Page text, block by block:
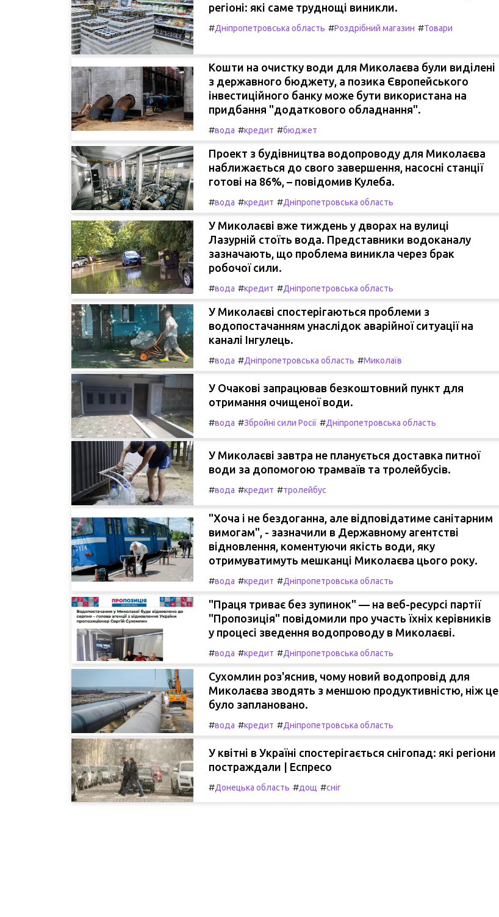
регіоні: які саме труднощі виникли.
#Дніпропетровська область #Роздрібний магазин #Товари
Кошти на очистку води для Миколаєва були виділені
з державного бюджету, а позика Європейського
інвестиційного банку може бути використана на
придбання "додаткового обладнання".
#вода #кредит #бюджет
Проект з будівництва водопроводу для Миколаєва
наближається до свого завершення, насосні станції
готові на 86%, – повідомив Кулеба.
#вода #кредит #Дніпропетровська область
У Миколаєві вже тиждень у дворах на вулиці
Лазурній стоїть вода. Представники водоканалу
зазначають, що проблема виникла через брак
робочої сили.
#вода #кредит #Дніпропетровська область
У Миколаєві спостерігаються проблеми з
водопостачанням унаслідок аварійної ситуації на
каналі Інгулець.
#вода #Дніпропетровська область #Миколаїв
У Очакові запрацював безкоштовний пункт для
отримання очищеної води.
#вода #Збройні сили Росії #Дніпропетровська область
У Миколаєві завтра не планується доставка питної
води за допомогою трамваїв та тролейбусів.
#вода #кредит #тролейбус
"Хоча і не бездоганна, але відповідатиме санітарним
вимогам", - зазначили в Державному агентстві
відновлення, коментуючи якість води, яку
отримуватимуть мешканці Миколаєва цього року.
#вода #кредит #Дніпропетровська область
"Праця триває без зупинок" — на веб-ресурсі партії
"Пропозиція" повідомили про участь їхніх керівників
у процесі зведення водопроводу в Миколаєві.
#вода #кредит #Дніпропетровська область
Сухомлин роз'яснив, чому новий водопровід для
Миколаєва зводять з меншою продуктивністю, ніж це
було заплановано.
#вода #кредит #Дніпропетровська область
У квітні в Україні спостерігається снігопад: які регіони
постраждали | Еспресо
#Донецька область #дощ #сніг